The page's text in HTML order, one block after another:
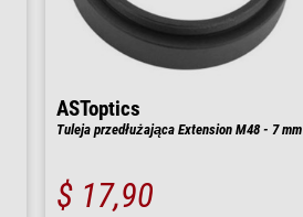
ASToptics
Tuleja przedłużająca Extension M48 - 7 mm
$ 17,90